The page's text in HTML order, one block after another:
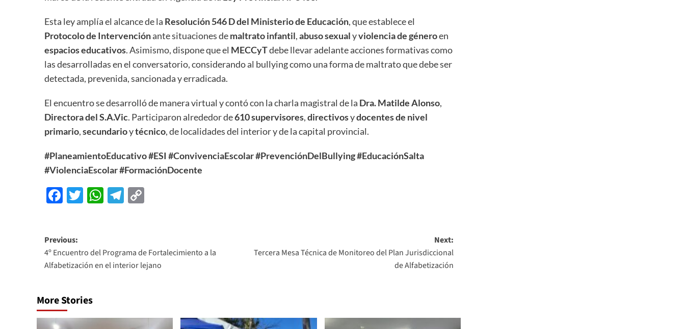
Esta ley amplía el alcance de la Resolución 546 D del Ministerio de Educación, que establece el
Protocolo de Intervenciónante situaciones demaltrato infantil,abuso sexualyviolencia de géneroen
espacios educativos. Asimismo, dispone que el MECCyTdebe llevar adelante acciones formativas como
las desarrolladas en el conversatorio, considerando al bullying como una forma de maltrato que debe ser
detectada, prevenida, sancionada y erradicada.
El encuentro se desarrolló de manera virtual y contó con la charla magistral de la Dra. Matilde Alonso,
Directora del S.A.Vic. Participaron alrededor de610 supervisores,directivosydocentes de nivel
primario,secundarioytécnico, de localidades del interior y de la capital provincial.
#PlaneamientoEducativo#ESI #ConvivenciaEscolar#PrevenciónDelBullying#EducaciónSalta
#ViolenciaEscolar#FormaciónDocente
Facebook
Twitter
WhatsApp
Telegram
Previous:
4º Encuentro del Programa de Fortalecimiento a la
Alfabetización en el interior lejano
Next:
Tercera Mesa Técnica de Monitoreo del Plan Jurisdiccional
de Alfabetización
More Stories